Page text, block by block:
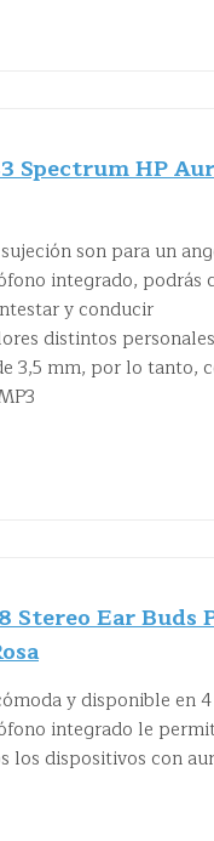
Spectrum HP
son para un
integrado, podrás
y conducir
distintos
3,5 mm, por lo tanto,
Stereo Ear
y disponible en
integrado le
los dispositivos con